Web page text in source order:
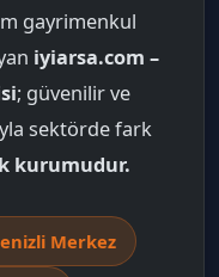
gayrimenkul
iyiarsa.com –
; güvenilir ve
sektörde fark
kurumudur.
Merkez